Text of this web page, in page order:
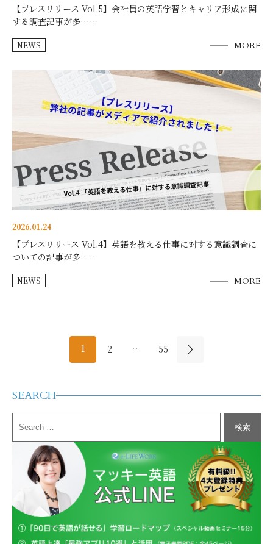
【プレスリリース Vol.5】会社員の英語学習とキャリア形成に関
する調査記事が多……
NEWS MORE
2026.01.24
【プレスリリース Vol.4】英語を教える仕事に対する意識調査に
ついての記事が多……
NEWS MORE
1 2 … 55
SEARCH